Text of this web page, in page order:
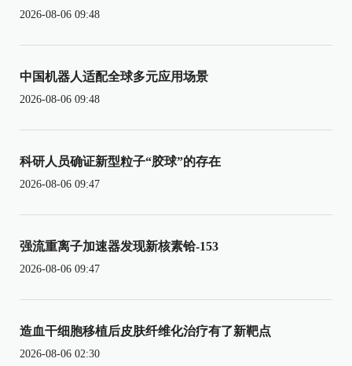
2026-08-06 09:48
中国机器人适配全球多元应用场景
2026-08-06 09:48
科研人员确证新型粒子“胶球”的存在
2026-08-06 09:47
强流重离子加速器发现新核素铪-153
2026-08-06 09:47
造血干细胞移植后皮肤纤维化治疗有了新靶点
2026-08-06 02:30